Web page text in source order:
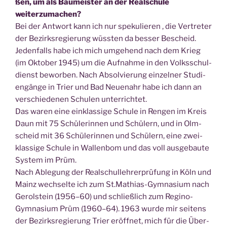
ßen, um als Bau­meis­ter an der Real­schu­le
weiterzumachen?
Bei der Ant­wort kann ich nur spe­ku­lie­ren , die Ver­tre­ter
der Bezirks­re­gie­rung wüss­ten da bes­ser Bescheid.
Jeden­falls habe ich mich umge­hend nach dem Krieg
(im Okto­ber 1945) um die Auf­nah­me in den Volks­schul­
dienst bewor­ben. Nach Absol­vie­rung ein­zel­ner Stu­di­
en­gän­ge in Trier und Bad Neu­en­ahr habe ich dann an
ver­schie­de­nen Schu­len unterrichtet.
Das waren eine ein­klas­si­ge Schu­le in Ren­gen im Kreis
Daun mit 75 Schü­le­rin­nen und Schü­lern, und in Olm­
scheid mit 36 Schü­le­rin­nen und Schü­lern, eine zwei­
klas­si­ge Schu­le in Wal­len­bom und das voll aus­ge­bau­te
Sys­tem im Prüm.
Nach Able­gung der Real­schul­leh­rer­prü­fung in Köln und
Mainz wech­sel­te ich zum St.Mathias-Gymnasium nach
Gerol­stein (1956–60) und schließ­lich zum Regi­no-
Gym­na­si­um Prüm (1960–64). 1963 wur­de mir sei­tens
der Bezirks­re­gie­rung Trier eröff­net, mich für die Über­